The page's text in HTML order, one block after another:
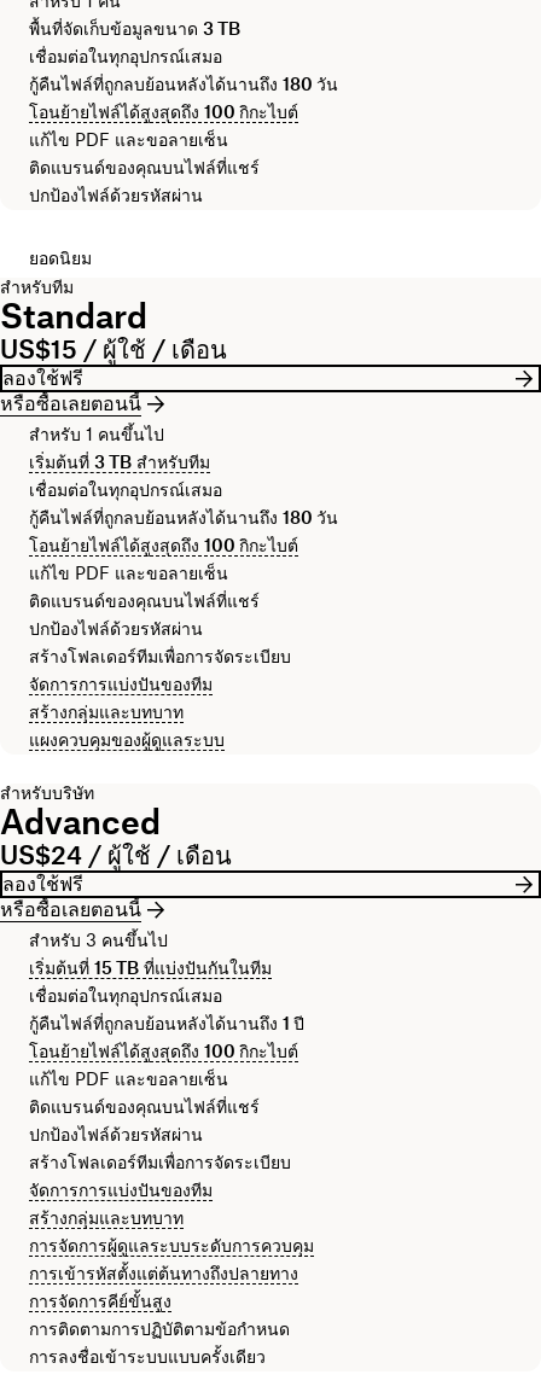
พื้นที่จัดเก็บข้อมูลขนาด 3 TB
เชื่อมต่อในทุกอุปกรณ์เสมอ
กู้คืนไฟล์ที่ถูกลบย้อนหลังได้นานถึง 180 วัน
โอนย้ายไฟล์ได้สูงสุดถึง 100 กิกะไบต์
แก้ไข PDF และขอลายเซ็น
ติดแบรนด์ของคุณบนไฟล์ที่แชร์
ปกป้องไฟล์ด้วยรหัสผ่าน
ยอดนิยม
สำหรับทีม
Standard
US$15 / ผู้ใช้ / เดือน
ลองใช้ฟรี
หรือซื้อเลยตอนนี้
สำหรับ 1 คนขึ้นไป
เริ่มต้นที่ 3 TB สำหรับทีม
เชื่อมต่อในทุกอุปกรณ์เสมอ
กู้คืนไฟล์ที่ถูกลบย้อนหลังได้นานถึง 180 วัน
โอนย้ายไฟล์ได้สูงสุดถึง 100 กิกะไบต์
แก้ไข PDF และขอลายเซ็น
ติดแบรนด์ของคุณบนไฟล์ที่แชร์
ปกป้องไฟล์ด้วยรหัสผ่าน
สร้างโฟลเดอร์ทีมเพื่อการจัดระเบียบ
จัดการการแบ่งปันของทีม
สร้างกลุ่มและบทบาท
แผงควบคุมของผู้ดูแลระบบ
สำหรับบริษัท
Advanced
US$24 / ผู้ใช้ / เดือน
ลองใช้ฟรี
หรือซื้อเลยตอนนี้
สำหรับ 3 คนขึ้นไป
เริ่มต้นที่ 15 TB ที่แบ่งปันกันในทีม
เชื่อมต่อในทุกอุปกรณ์เสมอ
กู้คืนไฟล์ที่ถูกลบย้อนหลังได้นานถึง 1 ปี
โอนย้ายไฟล์ได้สูงสุดถึง 100 กิกะไบต์
แก้ไข PDF และขอลายเซ็น
ติดแบรนด์ของคุณบนไฟล์ที่แชร์
ปกป้องไฟล์ด้วยรหัสผ่าน
สร้างโฟลเดอร์ทีมเพื่อการจัดระเบียบ
จัดการการแบ่งปันของทีม
สร้างกลุ่มและบทบาท
การจัดการผู้ดูแลระบบระดับการควบคุม
การเข้ารหัสตั้งแต่ต้นทางถึงปลายทาง
การจัดการคีย์ขั้นสูง
การติดตามการปฏิบัติตามข้อกำหนด
การลงชื่อเข้าระบบแบบครั้งเดียว